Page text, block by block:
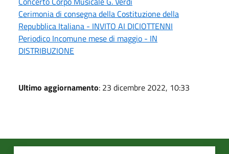
Cerimonia di consegna della Costituzione della
Repubblica Italiana - INVITO AI DICIOTTENNI
Periodico Incomune mese di maggio - IN
DISTRIBUZIONE
Ultimo aggiornamento: 23 dicembre 2022, 10:33